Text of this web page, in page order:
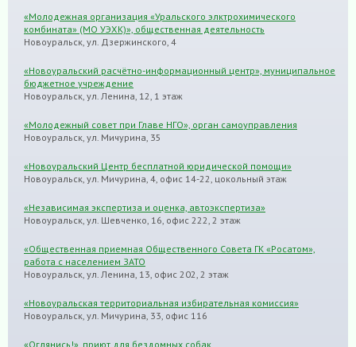
«Молодежная организация «Уральского элктрохимического
комбината» (МО УЭХК)», общественная деятельность
Новоуральск, ул. Дзержинского, 4
«Новоуральский расчётно-информационный центр», муниципальное
бюджетное учреждение
Новоуральск, ул. Ленина, 12, 1 этаж
«Молодежный совет при Главе НГО», орган самоуправления
Новоуральск, ул. Мичурина, 35
«Новоуральский Центр бесплатной юридической помощи»
Новоуральск, ул. Мичурина, 4, офис 14-22, цокольный этаж
«Независимая экспертиза и оценка, автоэкспертиза»
Новоуральск, ул. Шевченко, 16, офис 222, 2 этаж
«Общественная приемная Общественного Совета ГК «Росатом»,
работа с населением ЗАТО
Новоуральск, ул. Ленина, 13, офис 202, 2 этаж
«Новоуральская территориальная избирательная комиссия»
Новоуральск, ул. Мичурина, 33, офис 116
«Оглянись!», приют для бездомных собак